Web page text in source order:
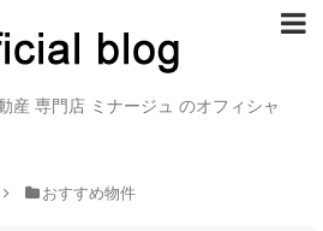
産 専門店 ミナージュ のオフィシャ
おすすめ物件